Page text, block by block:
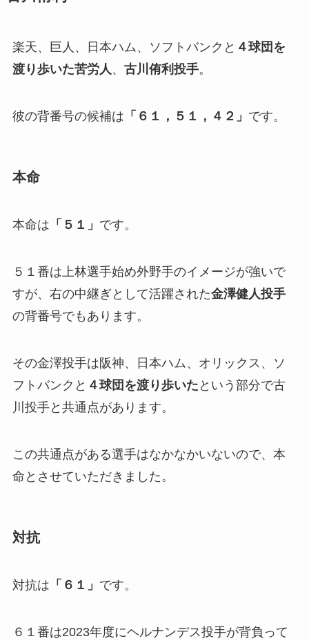
楽天、巨人、日本ハム、ソフトバンクと ４球団を
渡り歩いた苦労人、 古川侑利投手。
彼の背番号の候補は 「６１，５１，４２」 です。
本命
本命は 「５１」 です。
５１番は上林選手始め外野手のイメージが強いで
すが、右の中継ぎとして活躍された金澤健人投手
の背番号でもあります。
その金澤投手は阪神、日本ハム、オリックス、ソ
フトバンクと ４球団を渡り歩いた という部分で古
川投手と共通点があります。
この共通点がある選手はなかなかいないので、本
命とさせていただきました。
対抗
対抗は 「６１」 です。
６１番は2023年度にヘルナンデス投手が背負って